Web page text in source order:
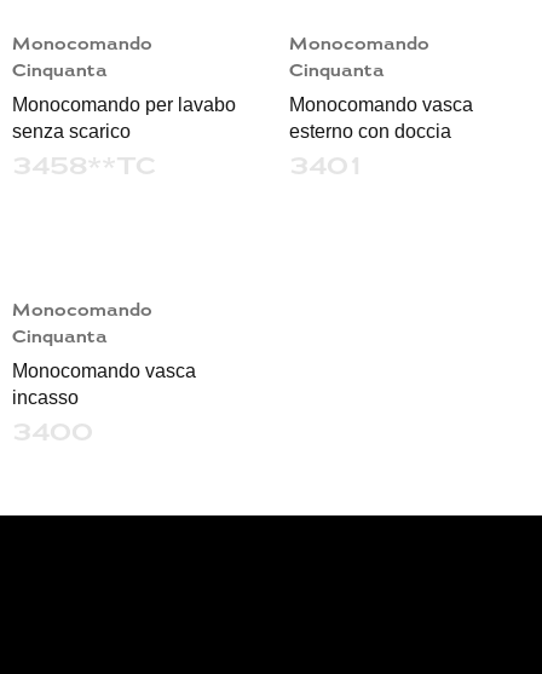
Monocomando
Cinquanta
Monocomando per lavabo
senza scarico
3458**TC
Monocomando
Cinquanta
Monocomando vasca
esterno con doccia
3401
Monocomando
Cinquanta
Monocomando vasca
incasso
3400